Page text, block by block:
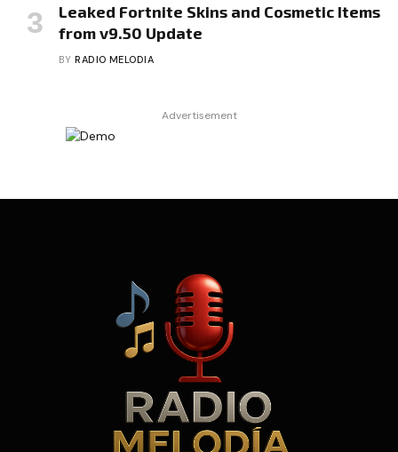
Leaked Fortnite Skins and Cosmetic Items
from v9.50 Update
BY RADIO MELODIA
Advertisement